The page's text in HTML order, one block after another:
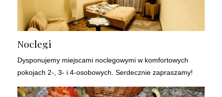
Noclegi
Dysponujemy miejscami noclegowymi w komfortowych
pokojach 2-, 3- i 4-osobowych. Serdecznie zapraszamy!